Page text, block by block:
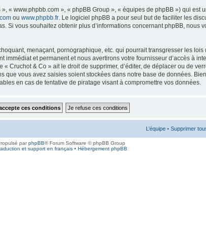
« www.phpbb.com », « phpBB Group », « équipes de phpBB ») qui est
ou www.phpbb.fr . Le logiciel phpBB a pour seul but de faciliter les
Si vous souhaitez obtenir plus d’informations concernant phpBB, nous
menaçant, pornographique, etc. qui pourrait transgresser les
et permanent et nous avertirons votre fournisseur d’accès à
Cruchot & Co » ait le droit de supprimer, d’éditer, de déplacer ou de
que vous avez saisies soient stockées dans notre base de données.
en cas de tentative de piratage visant à compromettre vos données.
L’équipe • Supprimer
parphpBB® Forum Software © phpBB Group
et support en français• Hébergement phpBB